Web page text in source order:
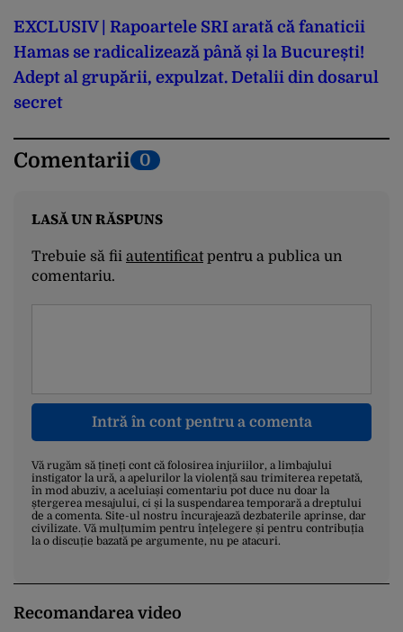
EXCLUSIV | Rapoartele SRI arată că fanaticii
Hamas se radicalizează până și la București!
Adept al grupării, expulzat. Detalii din dosarul
secret
Comentarii 0
LASĂ UN RĂSPUNS
Trebuie să fii autentificatpentru a publica un
comentariu.
Intră în cont pentru a comenta
Vă rugăm să țineți cont că folosirea injuriilor, a limbajului
instigator la ură, a apelurilor la violență sau trimiterea repetată,
în mod abuziv, a aceluiași comentariu pot duce nu doar la
ștergerea mesajului, ci și la suspendarea temporară a dreptului
de a comenta. Site-ul nostru încurajează dezbaterile aprinse, dar
civilizate. Vă mulțumim pentru înțelegere și pentru contribuția
la o discuție bazată pe argumente, nu pe atacuri.
Recomandarea video